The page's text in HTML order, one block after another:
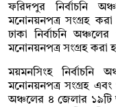
ফরিদপুর নির্বাচনি
মনোনয়নপত্র সংগ্রহ
ঢাকা নির্বাচনি
মনোনয়নপত্র সংগ্রহ করা
ময়মনসিংহ
মনোনয়নপত্র সংগ্রহ এবং
অঞ্চলের ৪ জেলার